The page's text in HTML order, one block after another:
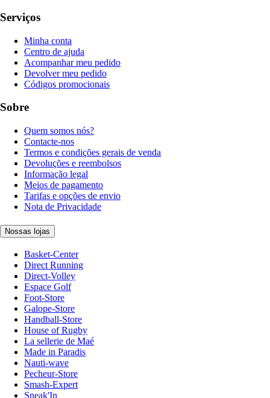
Serviços
Minha conta
Centro de ajuda
Acompanhar meu pedido
Devolver meu pedido
Códigos promocionais
Sobre
Quem somos nós?
Contacte-nos
Termos e condições gerais de venda
Devoluções e reembolsos
Informação legal
Meios de pagamento
Tarifas e opções de envio
Nota de Privacidade
Nossas lojas
Basket-Center
Direct Running
Direct-Volley
Espace Golf
Foot-Store
Galope-Store
Handball-Store
House of Rugby
La sellerie de Maé
Made in Paradis
Nauti-wave
Pecheur-Store
Smash-Expert
Sneak'In